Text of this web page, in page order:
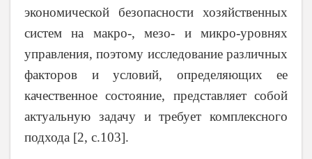
экономической безопасности хозяйственных
систем на макро-, мезо- и микро-уровнях
управления, поэтому исследование различных
факторов и условий, определяющих ее
качественное состояние, представляет собой
актуальную задачу и требует комплексного
подхода [2, с.103].